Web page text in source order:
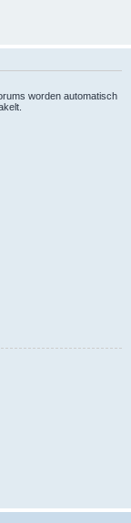
worden automatisch